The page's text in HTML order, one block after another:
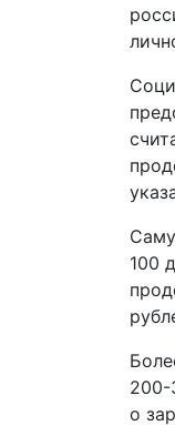
100
200-
о